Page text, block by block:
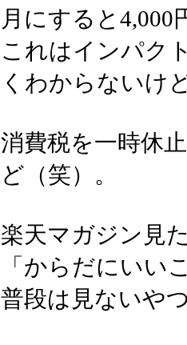
月にすると4,000
これはインパク
くわからないけ
消費税を一時休
ど（笑）。
楽天マガジン見
「からだにいい
普段は見ないや